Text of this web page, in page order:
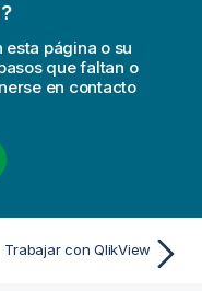
página o su
que faltan o
en contacto
Trabajar con QlikView